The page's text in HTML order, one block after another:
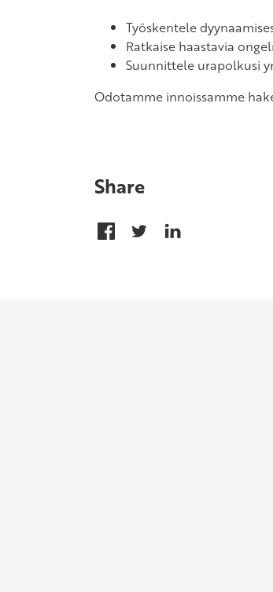
Työskentele
Ratkaise haastavia
Suunnittele urapolkusi
Odotamme innoissamme
Share